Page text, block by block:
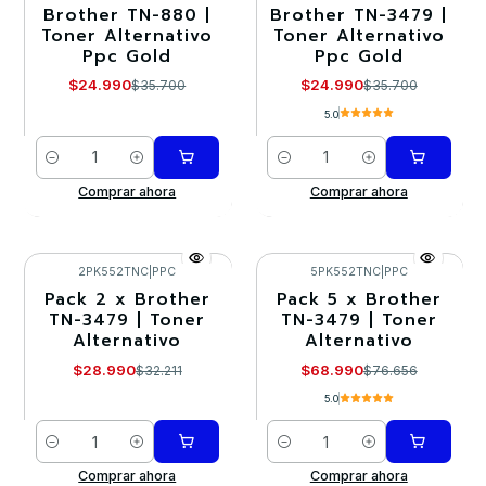
-30%
Brother TN-880 |
Toner Alternativo
Ppc Gold
$24.990$35.700
Cantidad
Comprar ahora
-30%
Brother TN-3479 |
Toner Alternativo
Ppc Gold
$24.990$35.700
5.0
Cantidad
Comprar ahora
-10%
2PK552TNC PPC
Pack 2 x Brother
TN-3479 | Toner
Alternativo
$28.990$32.211
Cantidad
Comprar ahora
-10%
5PK552TNC| PPC
Pack 5 x Brother
TN-3479 | Toner
Alternativo
$68.990$76.656
5.0
Cantidad
Comprar ahora